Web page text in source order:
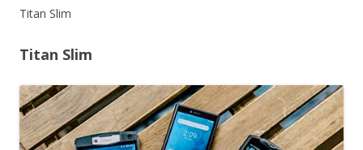
Titan Slim
Titan Slim